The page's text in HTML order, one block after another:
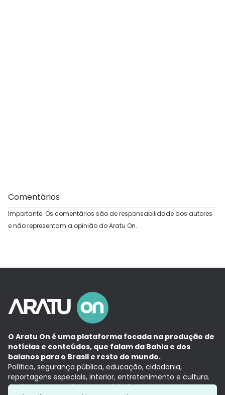
Comentários
Importante: Os comentários são de responsabilidade dos autores
e não representam a opinião do Aratu On.
O Aratu On é uma plataforma focada na produção de
notícias e conteúdos, que falam da Bahia e dos
baianos para o Brasil e resto do mundo.
Política, segurança pública, educação, cidadania,
reportagens especiais, interior, entretenimento e cultura.
Aqui, tudo vira notícia e a notícia é no tempo presente,